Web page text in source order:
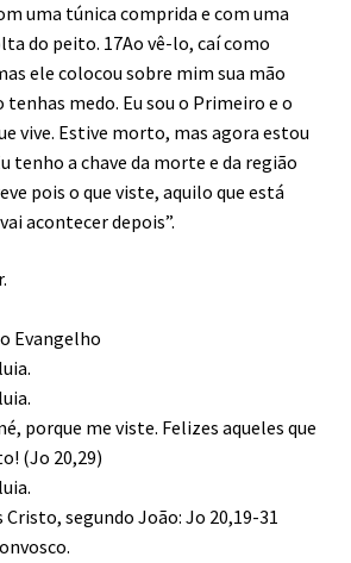
uma túnica comprida e com uma
do peito. 17Ao vê-lo, caí como
ele colocou sobre mim sua mão
tenhas medo. Eu sou o Primeiro e o
vive. Estive morto, mas agora estou
tenho a chave da morte e da região
pois o que viste, aquilo que está
acontecer depois”.
Evangelho
porque me viste. Felizes aqueles que
(Jo 20,29)
Cristo, segundo João: Jo 20,19-31